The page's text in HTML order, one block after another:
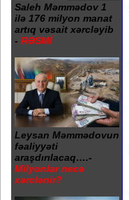
Saleh Məmmədov 1
ilə 176 milyon manat
artıq vəsait xərcləyib
- RƏSMİ
Leysan Məmmədovun
fəaliyyəti
araşdırılacaq….-
Milyonlar necə
xərclənir?